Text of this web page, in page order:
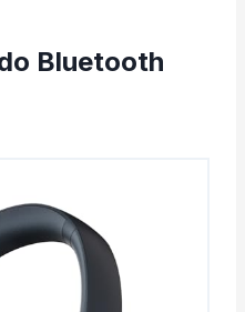
Bluetooth